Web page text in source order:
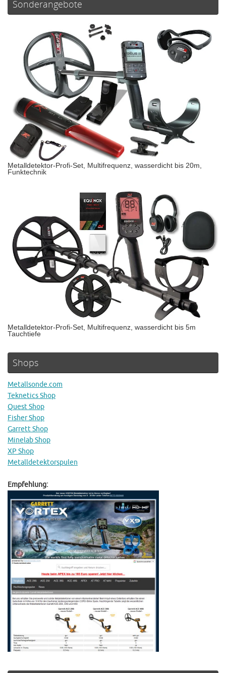
Sonderangebote
Metalldetektor-Profi-Set, Multifrequenz, wasserdicht bis 20m,
Funktechnik
Metalldetektor-Profi-Set, Multifrequenz, wasserdicht bis 5m
Tauchtiefe
Shops
Metallsonde.com
Teknetics Shop
Quest Shop
Fisher Shop
Garrett Shop
Minelab Shop
XP Shop
Metalldetektorspulen
Empfehlung: